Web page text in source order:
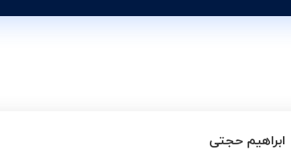
ابراهیم حجتی